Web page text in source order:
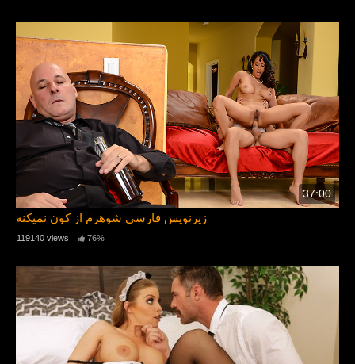
37:00
زیرنویس فارسی شوهرم از کون نمیکنه
119140 views 76%